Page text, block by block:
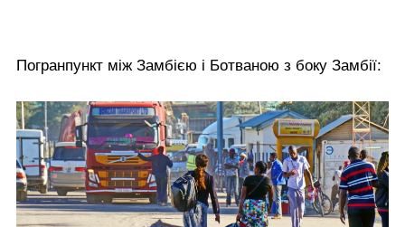
Погранпункт між Замбією і Ботваною з боку Замбії: